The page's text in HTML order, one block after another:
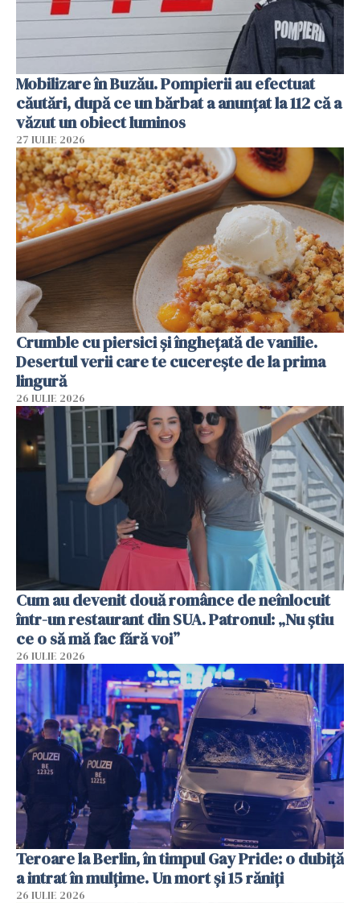
Mobilizare în Buzău. Pompierii au efectuat
căutări, după ce un bărbat a anunțat la 112 că a
văzut un obiect luminos
27 IULIE 2026
Crumble cu piersici și înghețată de vanilie.
Desertul verii care te cucerește de la prima
lingură
26 IULIE 2026
Cum au devenit două românce de neînlocuit
într-un restaurant din SUA. Patronul: „Nu știu
ce o să mă fac fără voi”
26 IULIE 2026
Teroare la Berlin, în timpul Gay Pride: o dubiță
a intrat în mulțime. Un mort și 15 răniți
26 IULIE 2026